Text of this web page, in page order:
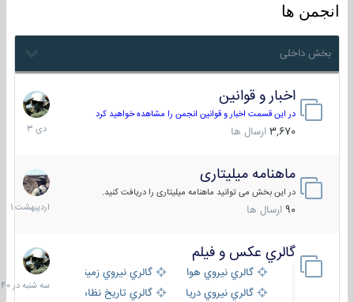
انجمن ها
بخش داخلی
اخبار و قوانین
در این قسمت اخبار و قوانین انجمن را مشاهده خواهید کرد
3,670 ارسال ها
22
دی
1403
ماهنامه میلیتاری
در این بخش می توانید ماهنامه میلیتاری را دریافت کنید.
90 ارسال ها
30
1401
گالري عكس و فيلم
گالري نيروي هوايي
گالري نيروي زميني
گالري نيروي دريايي
گالري تاریخ نظامی
سه
شنبه
در